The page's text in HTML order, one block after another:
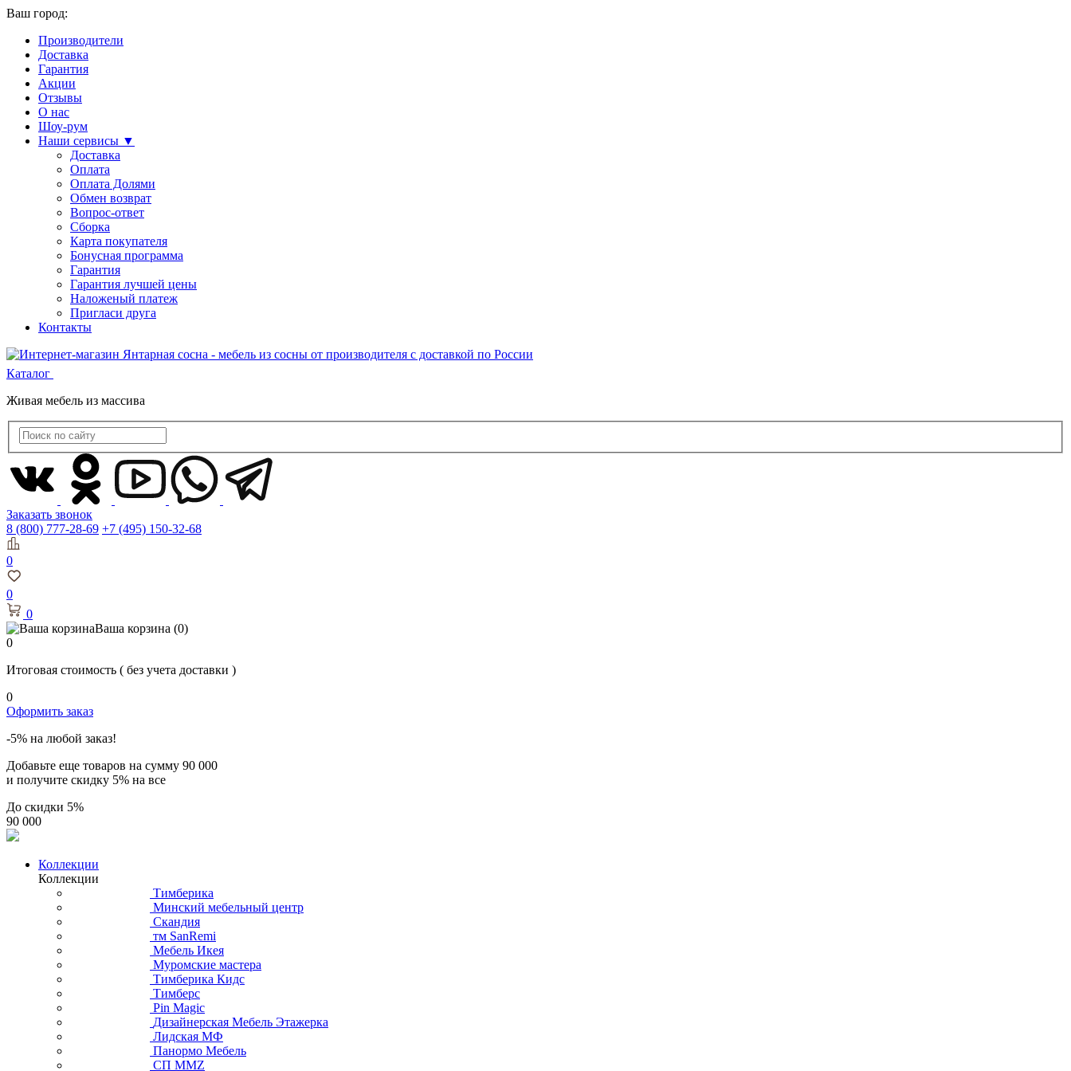
Ваш город:
Производители
Доставка
Гарантия
Акции
Отзывы
О нас
Шоу-рум
Наши сервисы ▼
Доставка
Оплата
Оплата Долями
Обмен возврат
Вопрос-ответ
Сборка
Карта покупателя
Бонусная программа
Гарантия
Гарантия лучшей цены
Наложеный платеж
Пригласи друга
Контакты
Каталог
Живая мебель из массива
Заказать звонок
8 (800) 777-28-69 +7 (495) 150-32-68
0
0
0
Ваша корзина (0)
0
Итоговая стоимость ( без учета доставки )
0
Оформить заказ
-5% на любой заказ!
Добавьте еще товаров на сумму 90 000
и получите скидку 5% на все
До скидки 5%
90 000
Коллекции
Коллекции
Тимберика
Минский мебельный центр
Скандия
тм SanRemi
Мебель Икея
Муромские мастера
Тимберика Кидс
Тимберс
Pin Magic
Дизайнерская Мебель Этажерка
Лидская МФ
Панормо Мебель
СП ММZ